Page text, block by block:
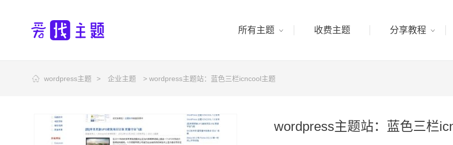
所有主题 收费主题 分享教程
wordpress主题 > 企业主题 > wordpress主题站：蓝色三栏icncool主题
wordpress主题站：蓝色三栏